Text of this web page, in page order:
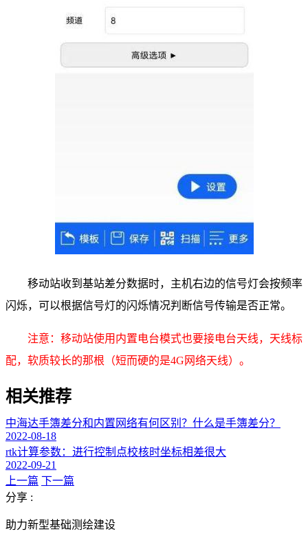
移动站收到基站差分数据时，主机右边的信号灯会按频率
闪烁，可以根据信号灯的闪烁情况判断信号传输是否正常。
注意：移动站使用内置电台模式也要接电台天线，天线标
配，软质较长的那根（短而硬的是4G网络天线）。
相关推荐
中海达手簿差分和内置网络有何区别？什么是手簿差分？
2022-08-18
rtk计算参数：进行控制点校核时坐标相差很大
2022-09-21
上一篇 下一篇
分享 :
助力新型基础测绘建设